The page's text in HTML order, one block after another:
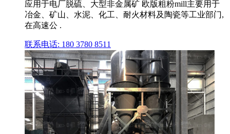
应用于电厂脱硫、大型非金属矿 欧版粗粉mill主要用于
冶金、矿山、水泥、化工、耐火材料及陶瓷等工业部门,
在高速公 .
联系电话: 180 3780 8511